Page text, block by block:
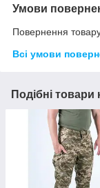
Умови
Повернення
Всі умови
Подібні товари